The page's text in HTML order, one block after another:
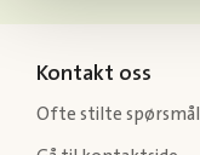
Kontakt oss
Ofte stilte spørsmål